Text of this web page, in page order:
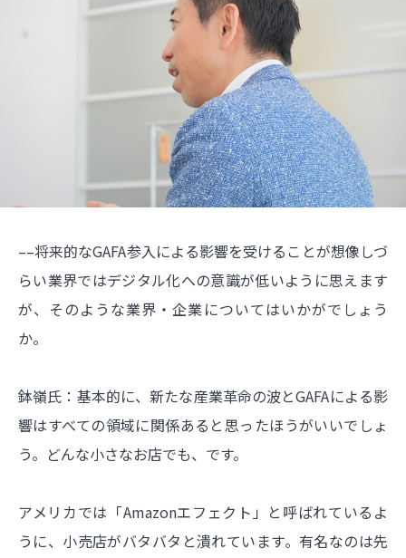
––将来的なGAFA参入による影響を受けることが想像しづ
らい業界ではデジタル化への意識が低いように思えます
が、そのような業界・企業についてはいかがでしょう
か。
鉢嶺氏：基本的に、新たな産業革命の波とGAFAによる影
響はすべての領域に関係あると思ったほうがいいでしょ
う。どんな小さなお店でも、です。
アメリカでは「Amazonエフェクト」と呼ばれているよ
うに、小売店がバタバタと潰れています。有名なのは先